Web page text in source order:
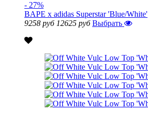
- 27%
BAPE x adidas Superstar 'Blue/White'
9258 руб 12625 руб Выбрать